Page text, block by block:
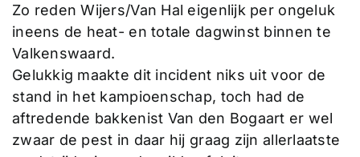
Zo reden Wijers/Van Hal eigenlijk per ongeluk
ineens de heat- en totale dagwinst binnen te
Valkenswaard.
Gelukkig maakte dit incident niks uit voor de
stand in het kampioenschap, toch had de
aftredende bakkenist Van den Bogaart er wel
zwaar de pest in daar hij graag zijn allerlaatste